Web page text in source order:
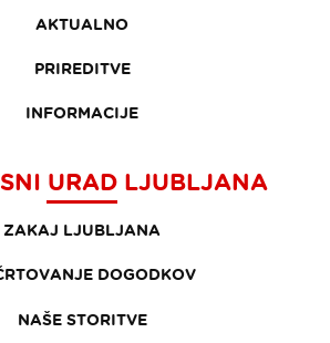
AKTUALNO
PRIREDITVE
INFORMACIJE
URAD LJUBLJANA
ZAKAJ LJUBLJANA
DOGODKOV
NAŠE STORITVE